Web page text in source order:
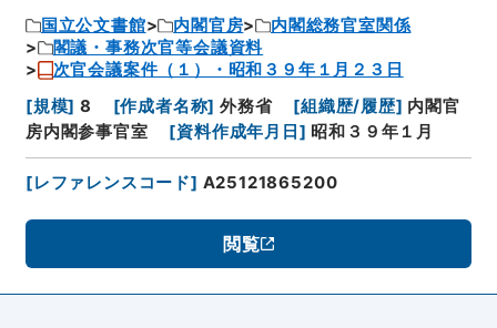
国立公文書館 内閣官房
内閣総務官室関係
閣議・事務次官等会議資料
次官会議案件（１）・昭和３９年１月２３日
[規模] 8 [作成者名称] 外務省 [組織歴/履歴] 内閣官
房内閣参事官室
[資料作成年月日 ] 昭和３９年１月
[レファレンスコード] A25121865200
閲覧